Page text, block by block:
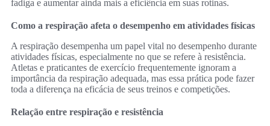
fadiga e aumentar ainda mais a eficiência em suas rotinas.
Como a respiração afeta o desempenho em atividades físicas
A respiração desempenha um papel vital no desempenho durante
atividades físicas, especialmente no que se refere à resistência.
Atletas e praticantes de exercício frequentemente ignoram a
importância da respiração adequada, mas essa prática pode fazer
toda a diferença na eficácia de seus treinos e competições.
Relação entre respiração e resistência